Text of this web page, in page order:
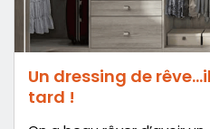
Un dressing de
tard !